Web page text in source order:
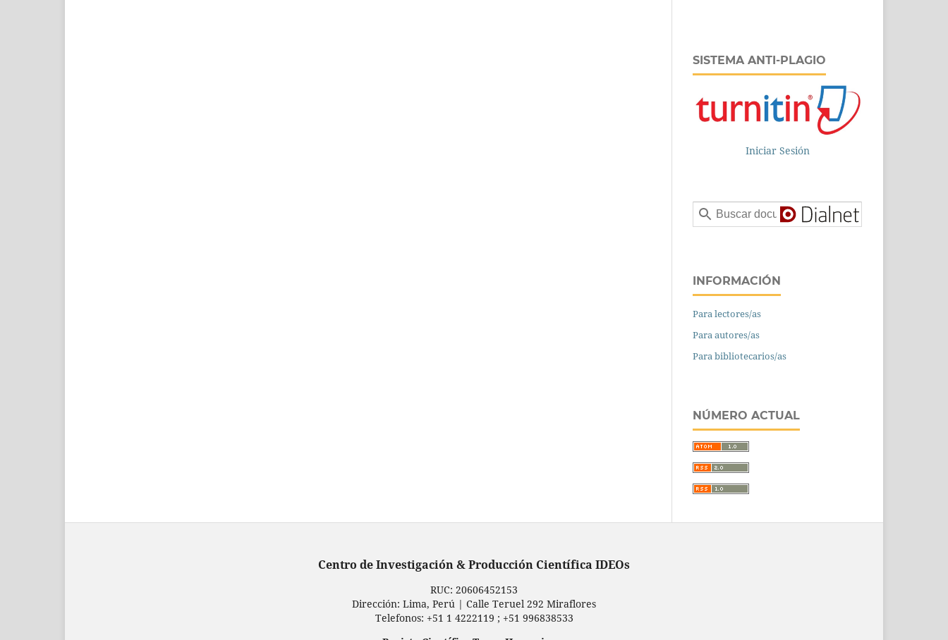
SISTEMA ANTI-PLAGIO
Iniciar Sesión
INFORMACIÓN
Para lectores/as
Para autores/as
Para bibliotecarios/as
NÚMERO ACTUAL
Centro de Investigación & Producción Científica IDEOs
RUC: ‬20606452153‪
Dirección: Lima, Perú | Calle Teruel 292 Miraflores
Telefonos: +51 1 4222119 ; +51 996838533